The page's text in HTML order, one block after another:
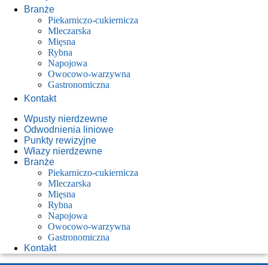
Branże
Piekarniczo-cukiernicza
Mleczarska
Mięsna
Rybna
Napojowa
Owocowo-warzywna
Gastronomiczna
Kontakt
Wpusty nierdzewne
Odwodnienia liniowe
Punkty rewizyjne
Włazy nierdzewne
Branże
Piekarniczo-cukiernicza
Mleczarska
Mięsna
Rybna
Napojowa
Owocowo-warzywna
Gastronomiczna
Kontakt